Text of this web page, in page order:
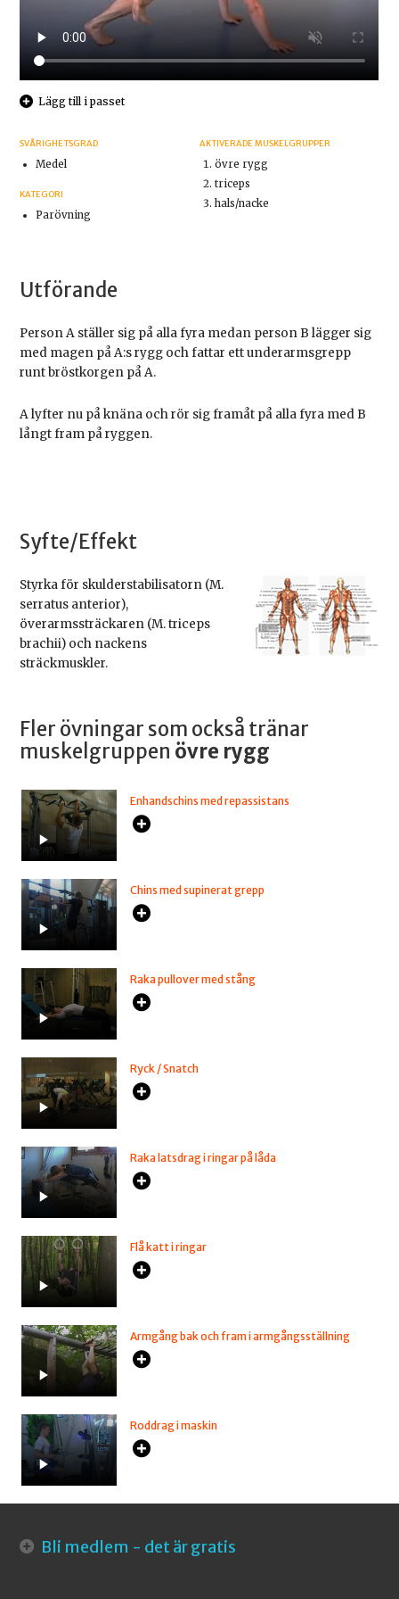
Lägg till i passet
SVÅRIGHETSGRAD
Medel
KATEGORI
Parövning
AKTIVERADE MUSKELGRUPPER
övre rygg
triceps
hals/nacke
Utförande
Person A ställer sig på alla fyra medan person B lägger sig
med magen på A:s rygg och fattar ett underarmsgrepp
runt bröstkorgen på A.
A lyfter nu på knäna och rör sig framåt på alla fyra med B
långt fram på ryggen.
Syfte/Effekt
Styrka för skulderstabilisatorn (M.
serratus anterior),
överarmssträckaren (M. triceps
brachii) och nackens
sträckmuskler.
Fler övningar som också tränar
muskelgruppen övre rygg
Enhandschins med repassistans
Chins med supinerat grepp
Raka pullover med stång
Ryck / Snatch
Raka latsdrag i ringar på låda
Flå katt i ringar
Armgång bak och fram i armgångsställning
Roddrag i maskin
Bli medlem - det är gratis